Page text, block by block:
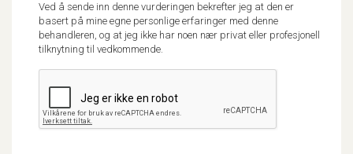
Ved å sende inn denne vurderingen bekrefter jeg at den er
basert på mine egne personlige erfaringer med denne
behandleren, og at jeg ikke har noen nær privat eller profesjonell
tilknytning til vedkommende.